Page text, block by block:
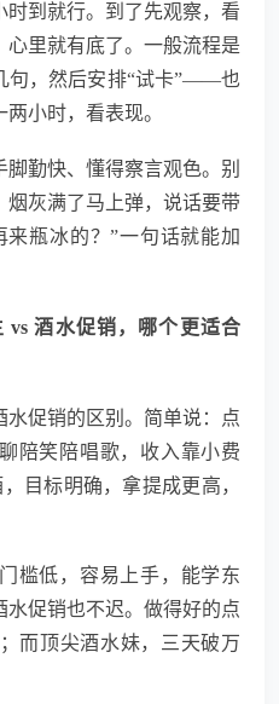
到就行。到了先观察，看
里就有底了。一般流程是
句，然后安排“试卡”——也
小时，看表现。
勤快、懂得察言观色。别
灰满了马上弹，说话要带
瓶冰的？”一句话就能加
vs 酒水促销，哪个更适合
促销的区别。简单说：点
陪笑陪唱歌，收入靠小费
目标明确，拿提成更高，
槛低，容易上手，能学东
促销也不迟。做得好的点
而顶尖酒水妹，三天破万